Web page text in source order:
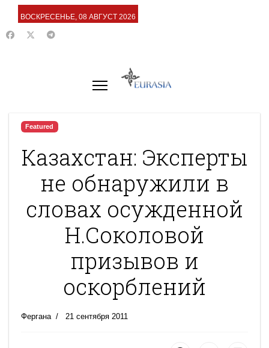
ВОСКРЕСЕНЬЕ, 08 АВГУСТ 2026
Featured
Казахстан: Эксперты
не обнаружили в
словах осужденной
Н.Соколовой
призывов и
оскорблений
Фергана 21 сентября 2011